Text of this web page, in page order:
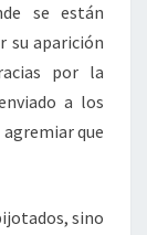
se están
su aparición
por la
a los
que
sino